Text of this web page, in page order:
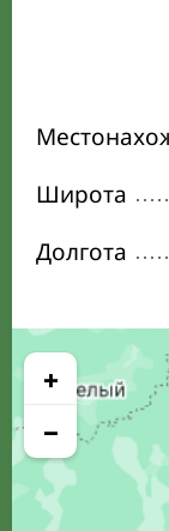
Широта
Долгота
+
−